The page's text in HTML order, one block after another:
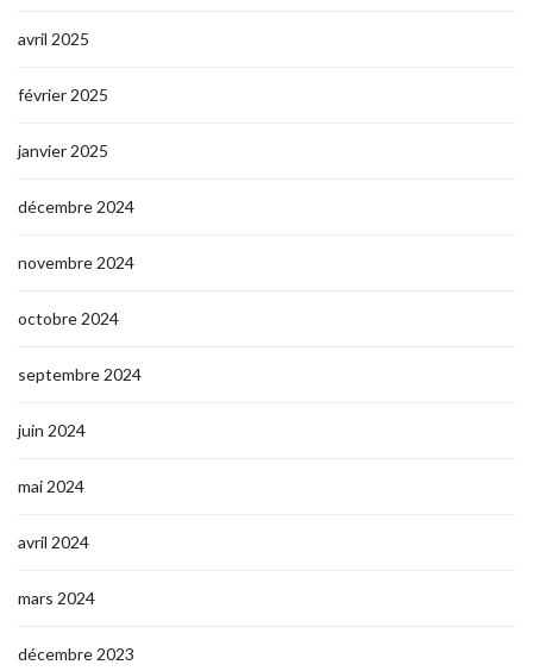
avril 2025
février 2025
janvier 2025
décembre 2024
novembre 2024
octobre 2024
septembre 2024
juin 2024
mai 2024
avril 2024
mars 2024
décembre 2023